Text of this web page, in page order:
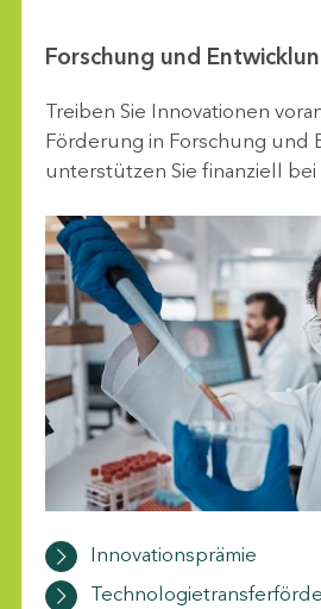
Forschung und
Treiben Sie Innovationen
Förderung in Forschung und
unterstützen Sie finanziell
Innovationsprämie